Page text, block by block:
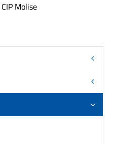
Molise